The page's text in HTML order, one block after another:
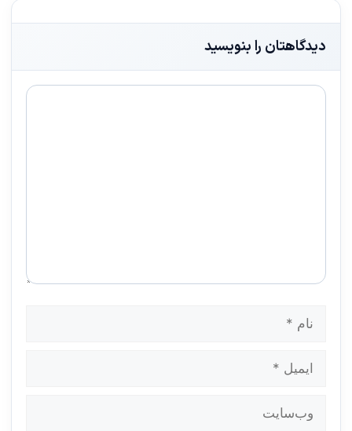
دیدگاهتان را بنویسید
دیدگاه
ایمیل
وب‌سایت